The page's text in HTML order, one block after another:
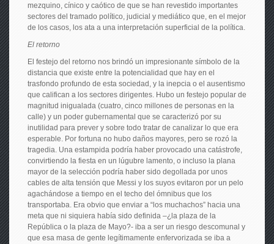
mezquino, cínico y caótico de que se han revestido importantes
sectores del tramado político, judicial y mediático que, en el mejor
de los casos, los ata a una interpretación superficial de la política.
El retorno
El festejo del retorno nos brindó un impresionante símbolo de la
distancia que existe entre la potencialidad que hay en el
trasfondo profundo de esta sociedad, y la inepcia o el ausentismo
que califican a los sectores dirigentes. Hubo un festejo popular de
magnitud inigualada (cuatro, cinco millones de personas en la
calle) y un poder gubernamental que se caracterizó por su
inutilidad para prever y sobre todo tratar de canalizar lo que era
esperable. Por fortuna no hubo daños mayores, pero se rozó la
tragedia. Una estampida podría haber provocado una catástrofe,
convirtiendo la fiesta en un lúgubre lamento, o incluso la plana
mayor de la selección podría haber sido degollada por unos
cables de alta tensión que Messi y los suyos evitaron por un pelo
agachándose a tiempo en el techo del ómnibus que los
transportaba. Era obvio que enviar a “los muchachos” hacia una
meta que ni siquiera había sido definida –¿la plaza de la
República o la plaza de Mayo?- iba a ser un riesgo descomunal y
que esa masa de gente legítimamente enfervorizada se iba a